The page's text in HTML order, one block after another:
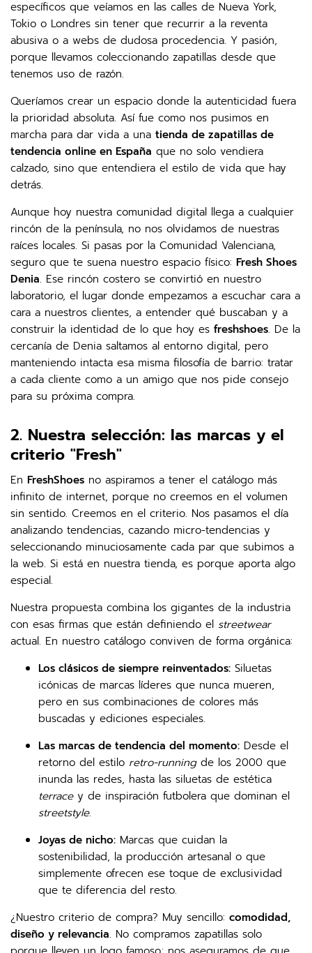
específicos que veíamos en las calles de Nueva York,
Tokio o Londres sin tener que recurrir a la reventa
abusiva o a webs de dudosa procedencia. Y pasión,
porque llevamos coleccionando zapatillas desde que
tenemos uso de razón.
Queríamos crear un espacio donde la autenticidad fuera
la prioridad absoluta. Así fue como nos pusimos en
marcha para dar vida a una tienda de zapatillas de
tendencia online en España que no solo vendiera
calzado, sino que entendiera el estilo de vida que hay
detrás.
Aunque hoy nuestra comunidad digital llega a cualquier
rincón de la península, no nos olvidamos de nuestras
raíces locales. Si pasas por la Comunidad Valenciana,
seguro que te suena nuestro espacio físico: Fresh Shoes
Denia. Ese rincón costero se convirtió en nuestro
laboratorio, el lugar donde empezamos a escuchar cara a
cara a nuestros clientes, a entender qué buscaban y a
construir la identidad de lo que hoy es freshshoes. De la
cercanía de Denia saltamos al entorno digital, pero
manteniendo intacta esa misma filosofía de barrio: tratar
a cada cliente como a un amigo que nos pide consejo
para su próxima compra.
2. Nuestra selección: las marcas y el
criterio "Fresh"
En FreshShoes no aspiramos a tener el catálogo más
infinito de internet, porque no creemos en el volumen
sin sentido. Creemos en el criterio. Nos pasamos el día
analizando tendencias, cazando micro-tendencias y
seleccionando minuciosamente cada par que subimos a
la web. Si está en nuestra tienda, es porque aporta algo
especial.
Nuestra propuesta combina los gigantes de la industria
con esas firmas que están definiendo el streetwear
actual. En nuestro catálogo conviven de forma orgánica:
Los clásicos de siempre reinventados: Siluetas
icónicas de marcas líderes que nunca mueren,
pero en sus combinaciones de colores más
buscadas y ediciones especiales.
Las marcas de tendencia del momento: Desde el
retorno del estilo retro-runningde los 2000 que
inunda las redes, hasta las siluetas de estética
terracey de inspiración futbolera que dominan el
streetstyle.
Joyas de nicho: Marcas que cuidan la
sostenibilidad, la producción artesanal o que
simplemente ofrecen ese toque de exclusividad
que te diferencia del resto.
¿Nuestro criterio de compra? Muy sencillo: comodidad,
diseño y relevancia. No compramos zapatillas solo